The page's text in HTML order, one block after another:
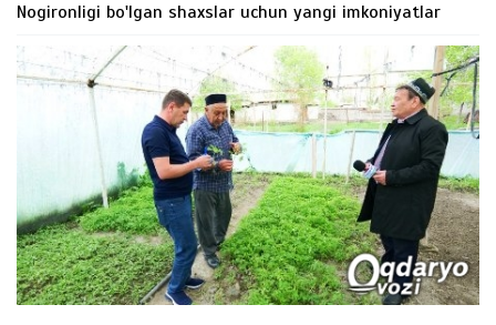
Nogironligi bo'lgan shaxslar uchun yangi imkoniyatlar